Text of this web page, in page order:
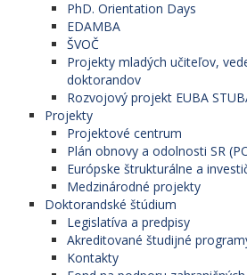
PhD. Orientation Days
EDAMBA
ŠVOČ
Projekty mladých učiteľov,
doktorandov
Rozvojový projekt EUBA
Projekty
Projektové centrum
Plán obnovy a odolnosti SR
Európske štrukturálne a
Medzinárodné projekty
Doktorandské štúdium
Legislatíva a predpisy
Akreditované študijné
Kontakty